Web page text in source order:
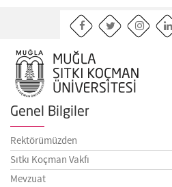
Genel Bilgiler
Rektörümüzden
Sıtkı Koçman Vakfı
Mevzuat